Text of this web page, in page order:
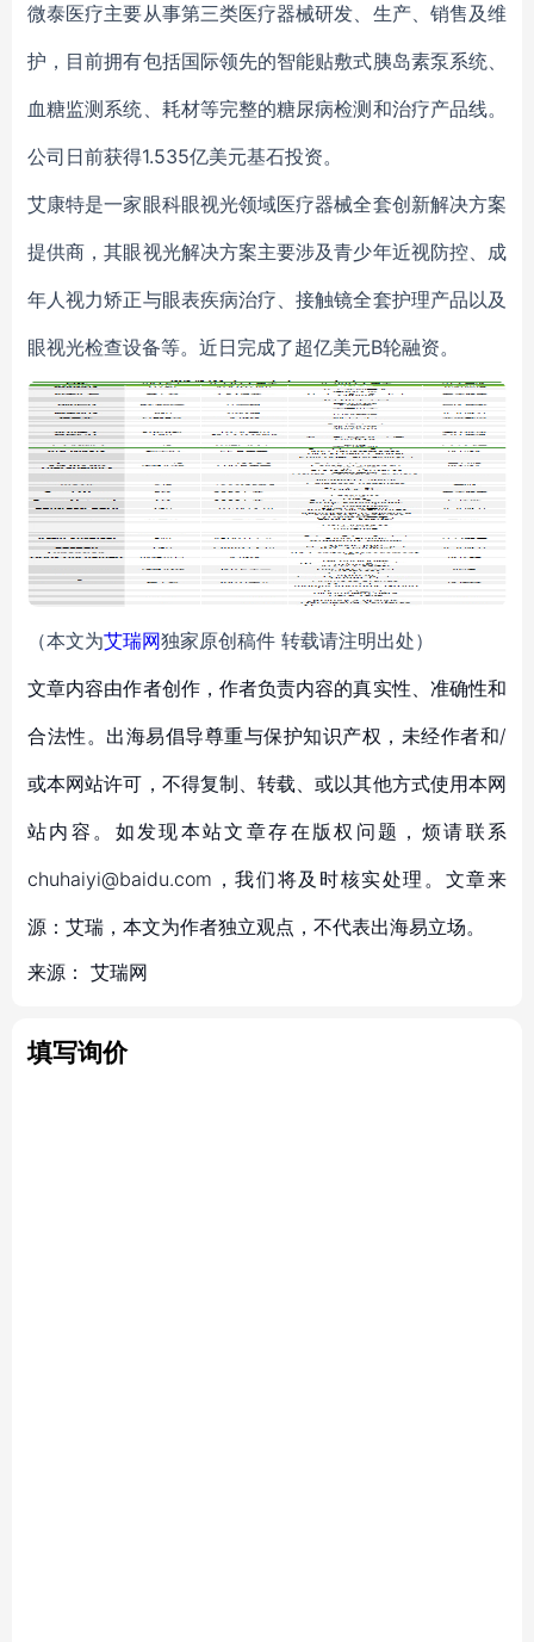
微泰医疗主要从事第三类医疗器械研发、生产、销售及维
护，目前拥有包括国际领先的智能贴敷式胰岛素泵系统、
血糖监测系统、耗材等完整的糖尿病检测和治疗产品线。
公司日前获得1.535亿美元基石投资。
艾康特是一家眼科眼视光领域医疗器械全套创新解决方案
提供商，其眼视光解决方案主要涉及青少年近视防控、成
年人视力矫正与眼表疾病治疗、接触镜全套护理产品以及
眼视光检查设备等。近日完成了超亿美元B轮融资。
（本文为艾瑞网独家原创稿件 转载请注明出处）
文章内容由作者创作，作者负责内容的真实性、准确性和
合法性。出海易倡导尊重与保护知识产权，未经作者和/
或本网站许可，不得复制、转载、或以其他方式使用本网
站内容。如发现本站文章存在版权问题，烦请联系
chuhaiyi@baidu.com，我们将及时核实处理。文章来
源：艾瑞，本文为作者独立观点，不代表出海易立场。
来源： 艾瑞网
填写询价